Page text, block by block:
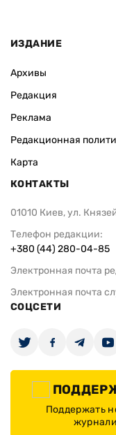
ИЗДАНИЕ
Архивы
Редакция
Реклама
Редакционная
Карта
КОНТАКТЫ
01010 Киев, ул.
Телефон редакции:
+380 (44) 280-04-85
Электронная почта
Электронная почта
СОЦСЕТИ
Поддержать